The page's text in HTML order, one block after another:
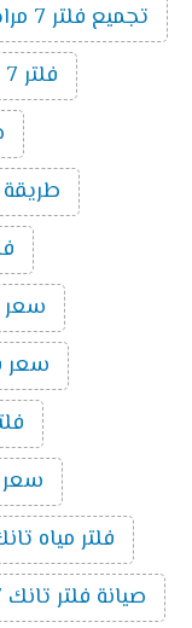
تجميع فلتر 7 مراحل
فلتر 7 مراحل بدون خزان وموتور
طريقة
سعر
سعر
سعر
فلتر مياه تانك 7
صيانة فلتر تانك 7 مراحل